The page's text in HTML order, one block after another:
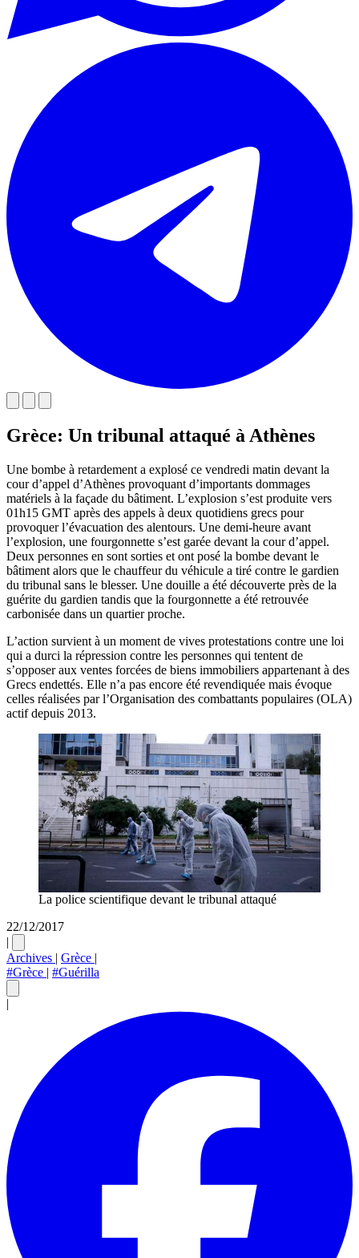
Grèce: Un tribunal attaqué à Athènes
Une bombe à retardement a explosé ce vendredi matin devant la
cour d’appel d’Athènes provoquant d’importants dommages
matériels à la façade du bâtiment. L’explosion s’est produite vers
01h15 GMT après des appels à deux quotidiens grecs pour
provoquer l’évacuation des alentours. Une demi-heure avant
l’explosion, une fourgonnette s’est garée devant la cour d’appel.
Deux personnes en sont sorties et ont posé la bombe devant le
bâtiment alors que le chauffeur du véhicule a tiré contre le gardien
du tribunal sans le blesser. Une douille a été découverte près de la
guérite du gardien tandis que la fourgonnette a été retrouvée
carbonisée dans un quartier proche.
L’action survient à un moment de vives protestations contre une loi
qui a durci la répression contre les personnes qui tentent de
s’opposer aux ventes forcées de biens immobiliers appartenant à des
Grecs endettés. Elle n’a pas encore été revendiquée mais évoque
celles réalisées par l’Organisation des combattants populaires (OLA)
actif depuis 2013.
La police scientifique devant le tribunal attaqué
22/12/2017
Archives
Grèce
#Grèce
#Guérilla